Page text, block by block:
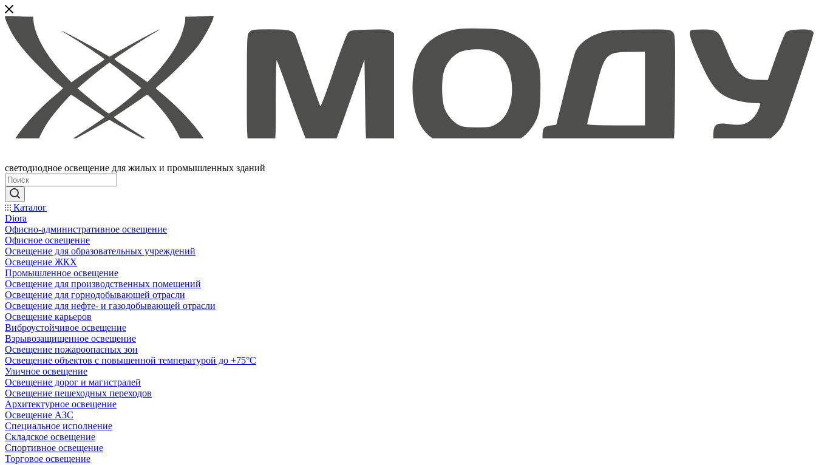
светодиодное освещение для жилых и промышленных зданий
Каталог
Diora
Офисно-административное освещение
Офисное освещение
Освещение для образовательных учреждений
Освещение ЖКХ
Промышленное освещение
Освещение для производственных помещений
Освещение для горнодобывающей отрасли
Освещение для нефте- и газодобывающей отрасли
Освещение карьеров
Виброустойчивое освещение
Взрывозащищенное освещение
Освещение пожароопасных зон
Освещение объектов с повышенной температурой до +75°C
Уличное освещение
Освещение дорог и магистралей
Освещение пешеходных переходов
Архитектурное освещение
Освещение АЗС
Специальное исполнение
Складское освещение
Спортивное освещение
Торговое освещение